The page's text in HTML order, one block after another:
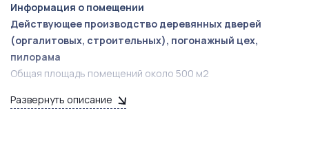
Информация о помещении
Действующее производство деревянных дверей
(оргалитовых, строительных), погонажный цех,
пилорама
Общая площадь помещений около 500 м2
Развернуть описание